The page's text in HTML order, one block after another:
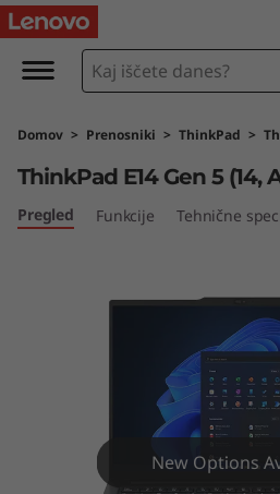
T
h
n
k
Domov > Prenosniki > ThinkPad >
ThinkPad E14 Gen 5 (14,
Pregled Funkcije Tehnične
New Options